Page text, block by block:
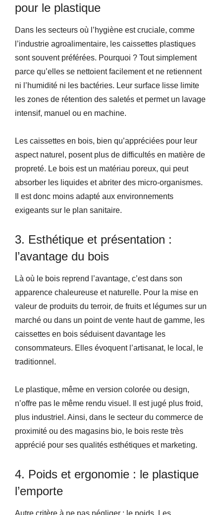
pour le plastique
Dans les secteurs où l’hygiène est cruciale, comme
l’industrie agroalimentaire, les caissettes plastiques
sont souvent préférées. Pourquoi ? Tout simplement
parce qu’elles se nettoient facilement et ne retiennent
ni l’humidité ni les bactéries. Leur surface lisse limite
les zones de rétention des saletés et permet un lavage
intensif, manuel ou en machine.
Les caissettes en bois, bien qu’appréciées pour leur
aspect naturel, posent plus de difficultés en matière de
propreté. Le bois est un matériau poreux, qui peut
absorber les liquides et abriter des micro-organismes.
Il est donc moins adapté aux environnements
exigeants sur le plan sanitaire.
3. Esthétique et présentation :
l’avantage du bois
Là où le bois reprend l’avantage, c’est dans son
apparence chaleureuse et naturelle. Pour la mise en
valeur de produits du terroir, de fruits et légumes sur un
marché ou dans un point de vente haut de gamme, les
caissettes en bois séduisent davantage les
consommateurs. Elles évoquent l’artisanat, le local, le
traditionnel.
Le plastique, même en version colorée ou design,
n’offre pas le même rendu visuel. Il est jugé plus froid,
plus industriel. Ainsi, dans le secteur du commerce de
proximité ou des magasins bio, le bois reste très
apprécié pour ses qualités esthétiques et marketing.
4. Poids et ergonomie : le plastique
l’emporte
Autre critère à ne pas négliger : le poids. Les